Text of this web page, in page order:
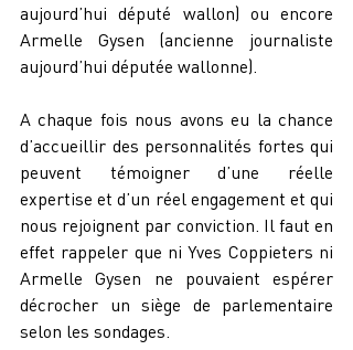
aujourd’hui député wallon) ou encore
Armelle Gysen (ancienne journaliste
aujourd’hui députée wallonne).
A chaque fois nous avons eu la chance
d’accueillir des personnalités fortes qui
peuvent témoigner d’une réelle
expertise et d’un réel engagement et qui
nous rejoignent par conviction. Il faut en
effet rappeler que ni Yves Coppieters ni
Armelle Gysen ne pouvaient espérer
décrocher un siège de parlementaire
selon les sondages.